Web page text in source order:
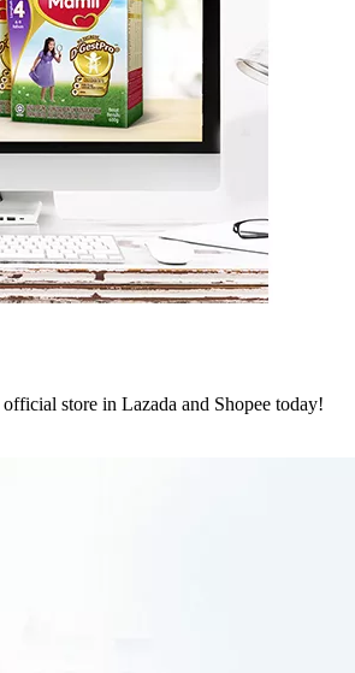
official store in Lazada and Shopee today!